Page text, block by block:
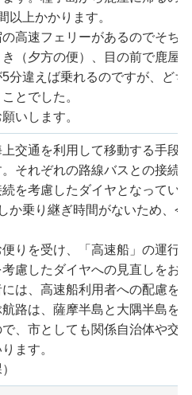
以上かかります。
高速フェリーがあるのでそち
（夕方の便）、目の前で鹿屋
分違えば乗れるのですが、ど
とでした。
いします。
交通を利用して移動する手段
それぞれの路線バスとの接続
を考慮したダイヤとなってい
か乗り継ぎ時間がないため、
りを受け、「高速船」の運行
慮したダイヤへの見直しをお
は、高速船利用者への配慮を
路は、薩摩半島と大隅半島を
、市としても関係自治体や交
ます。